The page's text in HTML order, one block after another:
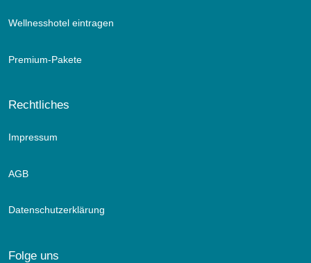
Wellnesshotel eintragen
Premium-Pakete
Rechtliches
Impressum
AGB
Datenschutzerklärung
Folge uns